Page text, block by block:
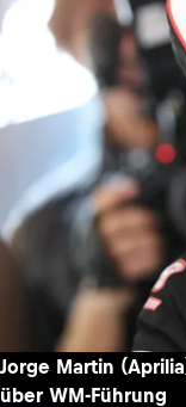
Jorge Martin
über WM-Führung